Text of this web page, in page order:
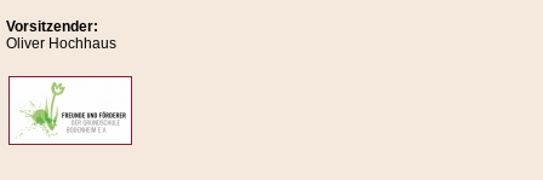
Vorsitzender:
Oliver Hochhaus